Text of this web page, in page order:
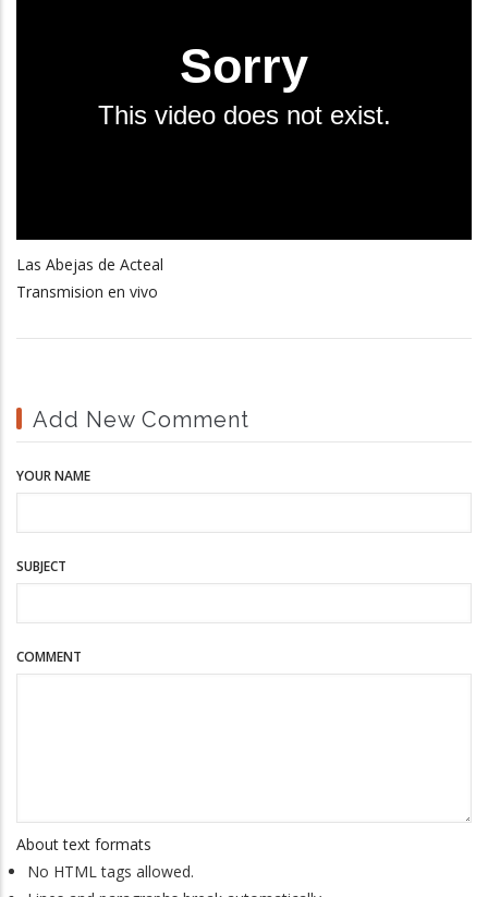
Las Abejas de Acteal
Transmision en vivo
Add New Comment
YOUR NAME
SUBJECT
COMMENT
About text formats
No HTML tags allowed.